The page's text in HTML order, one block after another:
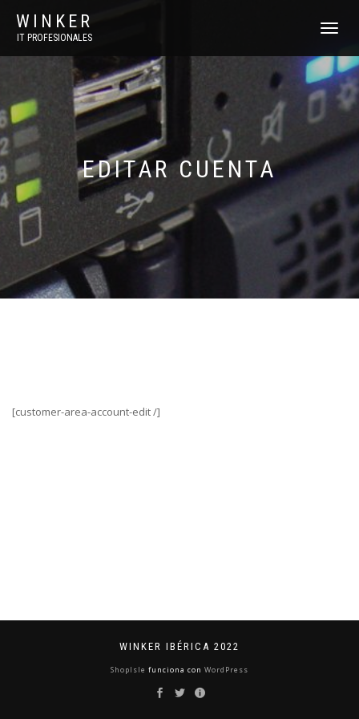
WINKER
IT PROFESIONALES
CAMBIAR
EDITAR CUENTA
[customer-area-account-edit /]
WINKER IBÉRICA 2022
ShopIsle funciona con WordPress